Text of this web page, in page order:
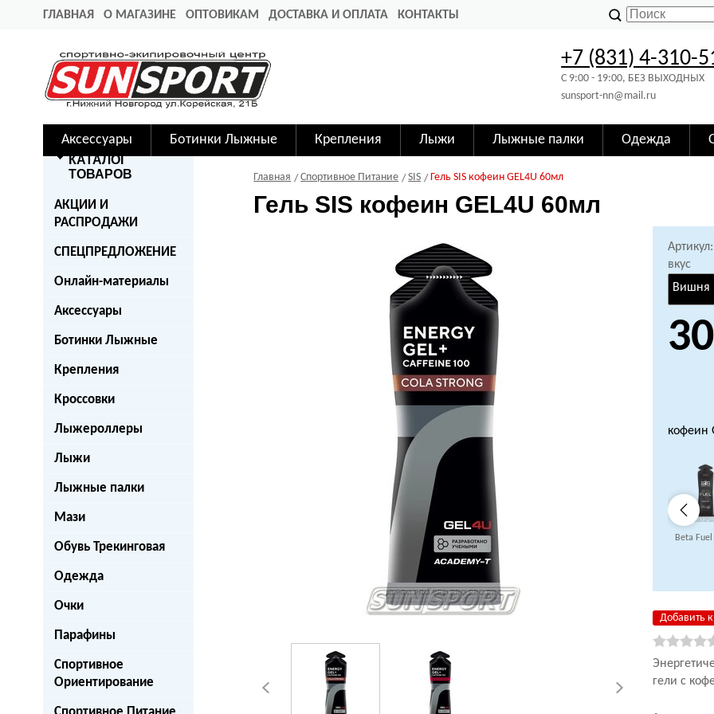
ГЛАВНАЯ О МАГАЗИНЕ ОПТОВИКАМ ДОСТАВКА И ОПЛАТА КОНТАКТЫ
+7 (831) 4-310-
C 9:00 - 19:00, БЕЗ ВЫХОДНЫХ
sunsport-nn@mail.ru
Аксессуары Ботинки Лыжные Крепления Лыжи Лыжные палки Одежда
КАТАЛОГ
ТОВАРОВ
АКЦИИ И
РАСПРОДАЖИ
СПЕЦПРЕДЛОЖЕНИЕ
Онлайн-материалы
Аксессуары
Ботинки Лыжные
Крепления
Кроссовки
Лыжероллеры
Лыжи
Лыжные палки
Мази
Обувь Трекинговая
Одежда
Очки
Парафины
Спортивное
Ориентирование
Главная Спортивное Питание SIS Гель SIS кофеин GEL4U 60мл
Гель SIS кофеин GEL4U 60мл
вкус
Вишня
кофеин
Beta
Добавить
гели с